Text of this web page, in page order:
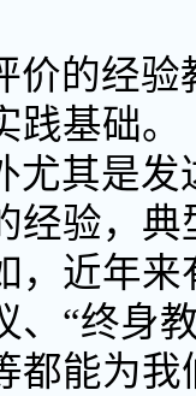
的经验
基础。
其是发
经验，
，近年
、“终身
都能为